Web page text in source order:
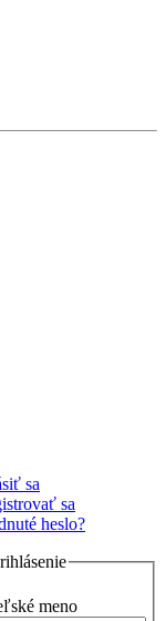
sa
sa
heslo?
meno